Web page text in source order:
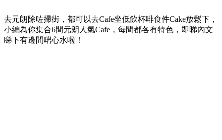
去元朗除咗掃街，都可以去Cafe坐低飲杯啡食件Cake放鬆下，
小編為你集合6間元朗人氣Cafe，每間都各有特色，即睇內文
睇下有邊間啱心水啦！